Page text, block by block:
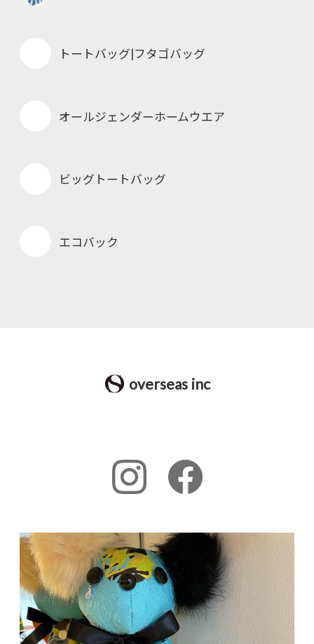
トートバッグ|フタゴバッグ
オールジェンダーホームウエア
ビッグトートバッグ
エコバック
overseas inc